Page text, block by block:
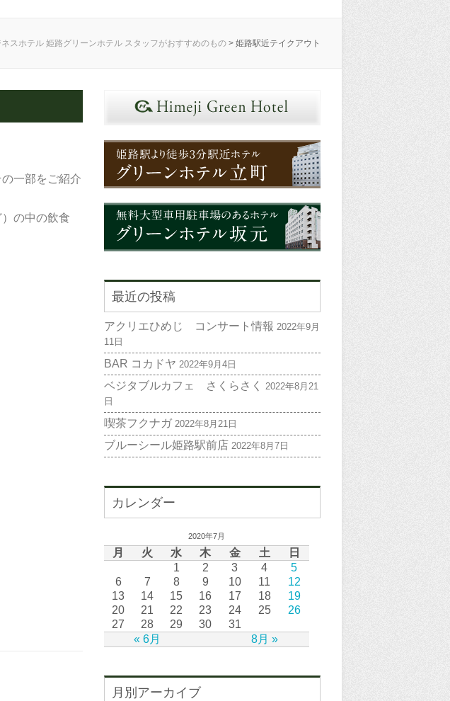
スホテル 姫路グリーンホテル スタッフがおすすめのもの > 姫路駅近テイクアウト
一部をご紹介
の中の飲食
最近の投稿
アクリエひめじ コンサート情報 2022年9月
11日
BAR コカドヤ 2022年9月4日
ベジタブルカフェ さくらさく
2022年8月21
日
喫茶フクナガ 2022年8月21日
ブルーシール姫路駅前店 2022年8月7日
カレンダー
2020年7月
月 火 水 木 金 土 日
« 6月 8月 »
1 2 3 4
5
6
7 8 9 10 11
12
13
14 15 16 17 18
19
20
21 22 23 24 25
26
27
28 29 30 31
月別アーカイブ